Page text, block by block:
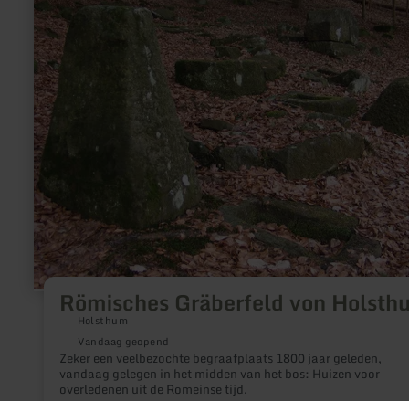
Römisches Gräberfeld von
Holsthum
Vandaag geopend
Zeker een veelbezochte begraafplaats 1800 jaar geleden,
vandaag gelegen in het midden van het bos: Huizen voor
overledenen uit de Romeinse tijd.
Römisches
Gräberfeld
von
Holsthum